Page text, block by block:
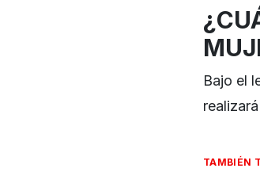
Bajo el
TAMBIÉN